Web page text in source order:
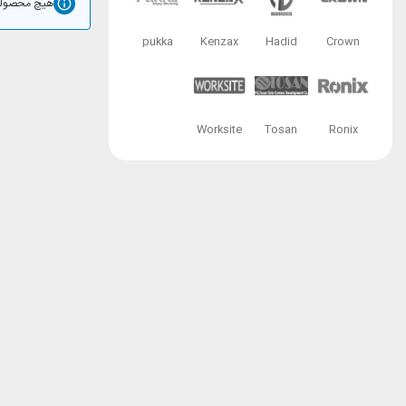
هیچ
Crown
Hadid
Kenzax
pukka
Ronix
Tosan
Worksite